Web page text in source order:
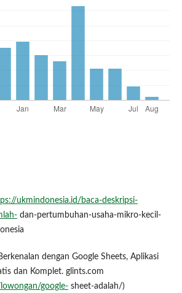
ukmindonesia.id/baca-deskripsi-
dan-pertumbuhan-usaha-mikro-kecil-
dengan Google Sheets, Aplikasi
dan Komplet. glints.com
google-sheet-adalah/)